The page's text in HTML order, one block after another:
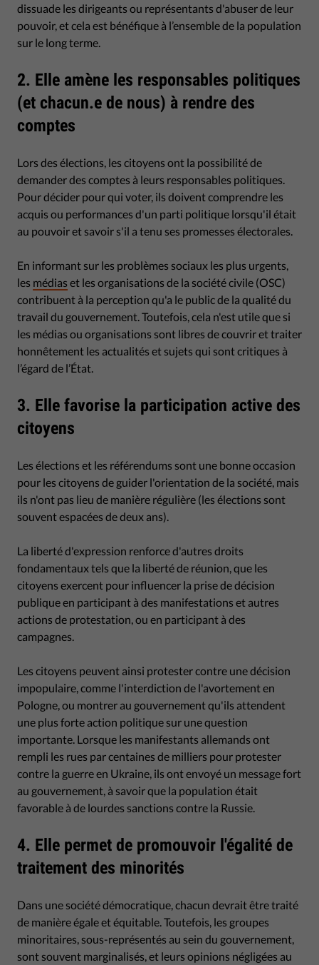
dissuade les dirigeants ou représentants d'abuser de leur
pouvoir, et cela est bénéfique à l’ensemble de la population
sur le long terme.
2. Elle amène les responsables politiques
(et chacun.e de nous) à rendre des
comptes
Lors des élections, les citoyens ont la possibilité de
demander des comptes à leurs responsables politiques.
Pour décider pour qui voter, ils doivent comprendre les
acquis ou performances d'un parti politique lorsqu'il était
au pouvoir et savoir s'il a tenu ses promesses électorales.
En informant sur les problèmes sociaux les plus urgents,
les médias et les organisations de la société civile (OSC)
contribuent à la perception qu'a le public de la qualité du
travail du gouvernement. Toutefois, cela n'est utile que si
les médias ou organisations sont libres de couvrir et traiter
honnêtement les actualités et sujets qui sont critiques à
l’égard de l’État.
3. Elle favorise la participation active des
citoyens
Les élections et les référendums sont une bonne occasion
pour les citoyens de guider l'orientation de la société, mais
ils n'ont pas lieu de manière régulière (les élections sont
souvent espacées de deux ans).
La liberté d'expression renforce d'autres droits
fondamentaux tels que la liberté de réunion, que les
citoyens exercent pour influencer la prise de décision
publique en participant à des manifestations et autres
actions de protestation, ou en participant à des
campagnes.
Les citoyens peuvent ainsi protester contre une décision
impopulaire, comme l'interdiction de l'avortement en
Pologne, ou montrer au gouvernement qu'ils attendent
une plus forte action politique sur une question
importante. Lorsque les manifestants allemands ont
rempli les rues par centaines de milliers pour protester
contre la guerre en Ukraine, ils ont envoyé un message fort
au gouvernement, à savoir que la population était
favorable à de lourdes sanctions contre la Russie.
4. Elle permet de promouvoir l'égalité de
traitement des minorités
Dans une société démocratique, chacun devrait être traité
de manière égale et équitable. Toutefois, les groupes
minoritaires, sous-représentés au sein du gouvernement,
sont souvent marginalisés, et leurs opinions négligées au